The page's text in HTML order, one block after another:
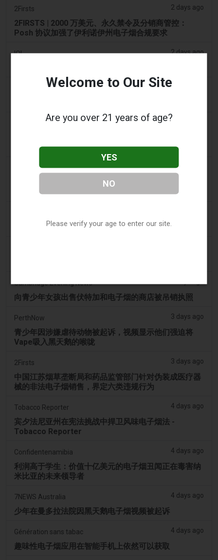
2Firsts 2 days ago
2FIRSTS | 2000 万美元、永久禁令及分销商管控：
Posh 协议加强了伊利诺伊州电子烟合规要求
IOL 2 days ago
2 days ago
一次性电子烟
2 days ago
2FIRSTS | FDA 授权了另外四种尼古丁袋，审查试点已
扩展至初始决定之外
OP-ED：为什么渥太华不应该禁止含香味的电子烟产品
Cambridge Evening News
向青少年女孩出售伏特加和电子烟的商店被吊销执照
PerthNow 3 days ago
青少年因涉嫌虐待动物被起诉，视频显示他们强迫将
Vape吸入黑天鹅的喉咙
2Firsts 3 days ago
中国江苏烟草垄断局和药品监管部门针对伪装成医疗器
械的非法电子烟销售，界定六类违规行为
Tobacco Reporter 4 days ago
宾夕法尼亚州在宪法挑战中捍卫风味电子烟法 -
Tobacco Reporter
Confidentenamibia 4 days ago
利润高于学生：价值十亿美元的电子烟丑闻正在毒害纳
米比亚的未来领导者
7NEWS Australia 4 days ago
少年在曼多拉法院因黑天鹅电子烟视频被起诉
Génération sans tabac 4 days ago
趣味性电子烟应用在智能手机上依然可以获取
Welcome to Our Site
Are you over 21 years of age?
YES
NO
Please verify your age to enter our site.